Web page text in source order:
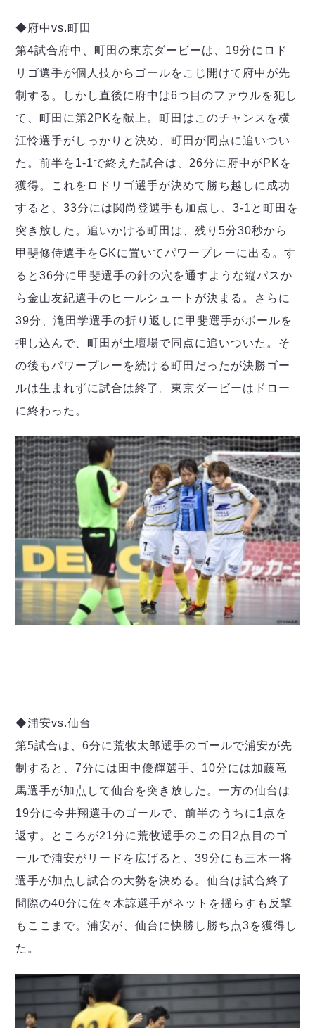
◆府中vs.町田
第4試合府中、町田の東京ダービーは、19分にロド
リゴ選手が個人技からゴールをこじ開けて府中が先
制する。しかし直後に府中は6つ目のファウルを犯し
て、町田に第2PKを献上。町田はこのチャンスを横
江怜選手がしっかりと決め、町田が同点に追いつい
た。前半を1-1で終えた試合は、26分に府中がPKを
獲得。これをロドリゴ選手が決めて勝ち越しに成功
すると、33分には関尚登選手も加点し、3-1と町田を
突き放した。追いかける町田は、残り5分30秒から
甲斐修侍選手をGKに置いてパワープレーに出る。す
ると36分に甲斐選手の針の穴を通すような縦パスか
ら金山友紀選手のヒールシュートが決まる。さらに
39分、滝田学選手の折り返しに甲斐選手がボールを
押し込んで、町田が土壇場で同点に追いついた。そ
の後もパワープレーを続ける町田だったが決勝ゴー
ルは生まれずに試合は終了。東京ダービーはドロー
に終わった。
◆浦安vs.仙台
第5試合は、6分に荒牧太郎選手のゴールで浦安が先
制すると、7分には田中優輝選手、10分には加藤竜
馬選手が加点して仙台を突き放した。一方の仙台は
19分に今井翔選手のゴールで、前半のうちに1点を
返す。ところが21分に荒牧選手のこの日2点目のゴ
ールで浦安がリードを広げると、39分にも三木一将
選手が加点し試合の大勢を決める。仙台は試合終了
間際の40分に佐々木諒選手がネットを揺らすも反撃
もここまで。浦安が、仙台に快勝し勝ち点3を獲得し
た。